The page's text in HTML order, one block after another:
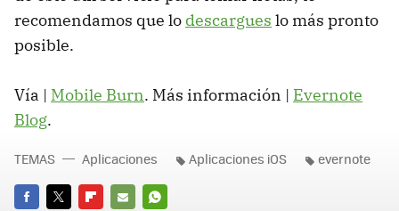
recomendamos que lo descargues lo más pronto
posible.
Vía | Mobile Burn. Más información | Evernote
Blog.
TEMAS Aplicaciones Aplicaciones iOS evernote